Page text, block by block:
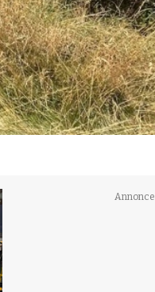
Annonce